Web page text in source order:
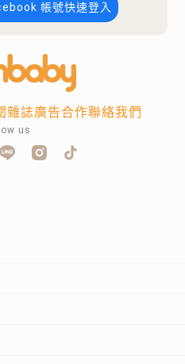
帳號快速登入
雜誌廣告合作聯絡我們
us